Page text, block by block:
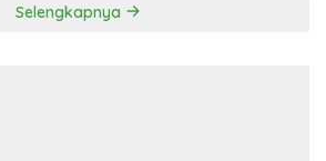
Selengkapnya